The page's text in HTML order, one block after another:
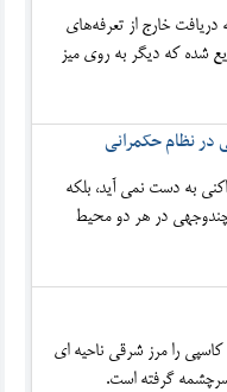
خارج از تعرفه‌های
شده که دیگر به روی میز
در نظام حکمرانی
به دست نمی آید، بلکه
چندوجهی در هر دو محیط
را مرز شرقی ناحیه ای
گرفته است.